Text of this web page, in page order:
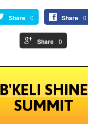
0
Share 0
Share
0
Share
B'KELI SHINE
SUMMIT